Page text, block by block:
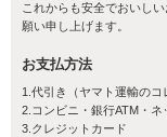
これからも安全でおいし
願い申し上げます。
お支払方法
1.代引き（ヤマト運輸のコ
2.コンビニ・銀行ATM・
3.クレジットカード